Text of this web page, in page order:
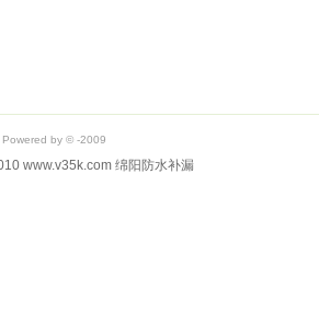
Powered by © -2009
www.v35k.com 绵阳防水补漏